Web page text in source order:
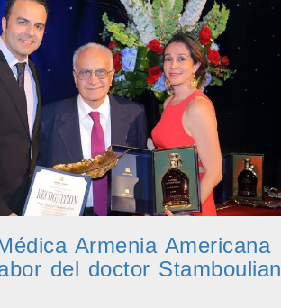
Armenia Americana
del doctor Stamboulian